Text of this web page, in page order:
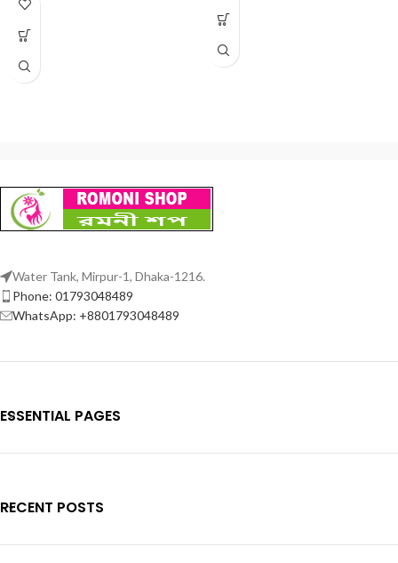
Water Tank, Mirpur-1, Dhaka-1216.
Phone: 01793048489
WhatsApp: +8801793048489
ESSENTIAL PAGES
RECENT POSTS